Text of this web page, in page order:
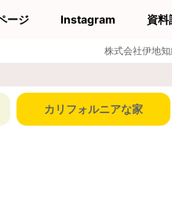
ージ Instagram 資料
株式会社伊地知
カリフォルニアな家